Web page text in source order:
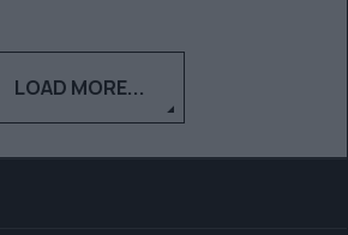
LOAD MORE...